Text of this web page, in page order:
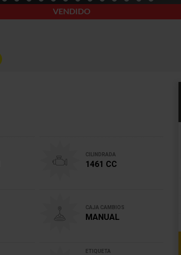
VENDIDO
CILINDRADA
1461 CC
CAJA CAMBIOS
MANUAL
ETIQUETA